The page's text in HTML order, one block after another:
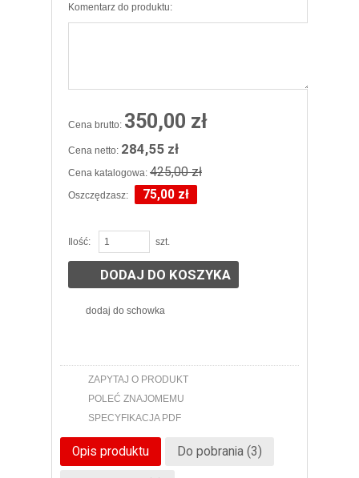
Komentarz do produktu:
Cena brutto: 350,00 zł
Cena netto: 284,55 zł
Cena katalogowa: 425,00 zł
Oszczędzasz: 75,00 zł
Ilość: szt.
DODAJ DO KOSZYKA
dodaj do schowka
ZAPYTAJ O PRODUKT
POLEĆ ZNAJOMEMU
SPECYFIKACJA PDF
Opis produktu Do pobrania (3)